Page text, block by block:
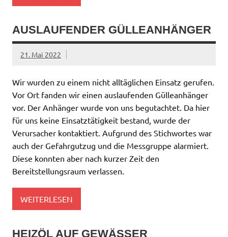
AUSLAUFENDER GÜLLEANHÄNGER
21. Mai 2022
Wir wurden zu einem nicht alltäglichen Einsatz gerufen.
Vor Ort fanden wir einen auslaufenden Gülleanhänger
vor. Der Anhänger wurde von uns begutachtet. Da hier
für uns keine Einsatztätigkeit bestand, wurde der
Verursacher kontaktiert. Aufgrund des Stichwortes war
auch der Gefahrgutzug und die Messgruppe alarmiert.
Diese konnten aber nach kurzer Zeit den
Bereitstellungsraum verlassen.
WEITERLESEN
HEIZÖL AUF GEWÄSSER